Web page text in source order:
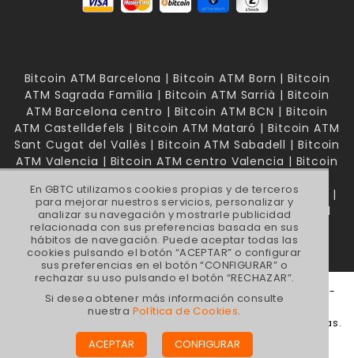
En GBTC utilizamos cookies propias y de terceros
para mejorar nuestros servicios, personalizar y
analizar su navegación y mostrarle publicidad
relacionada con sus preferencias basada en sus
hábitos de navegación. Puede aceptar todas las
cookies pulsando el botón “ACEPTAR” o configurar
sus preferencias en el botón “CONFIGURAR” o
rechazar su uso pulsando el botón “RECHAZAR”.
Si desea obtener más información consulte
nuestra Política de Cookies.
ACEPTAR CONFIGURAR
Bitcoin ATM Barcelona | Bitcoin ATM Born | Bitcoin
ATM Sagrada Família | Bitcoin ATM Sarrià | Bitcoin
ATM Barcelona centro | Bitcoin ATM BCN | Bitcoin
ATM Castelldefels | Bitcoin ATM Mataró | Bitcoin ATM
Sant Cugat del Vallès | Bitcoin ATM Sabadell | Bitcoin
ATM Valencia | Bitcoin ATM centro Valencia | Bitcoin
Bitcoin ATM Madrid | Bitcoin ATM Madrid Chamberí |
Bitcoin ATM Madrid Bernabéu | Bitcoin ATM Madrid
Avenida América | Bitcoin ATM Madrid Centro
GBTC FINANCE SL, Calle Aragón, 284 - Bis 2º 1ª | C.P. 08007 -
Barcelona, España |gbtc@gbtcfinance.com
© 2022 GBTC FINANCE SL - Comprar y Vender Criptomonedas.
Tiendas de compraventa de criptomonedas. Todos los
derechos reservados.